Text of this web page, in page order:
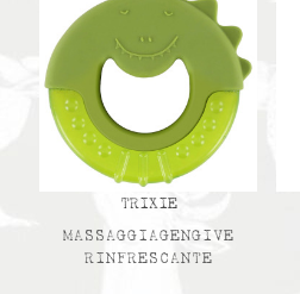
TRIXIE
MASSAGGIAGENGIVE
RINFRESCANTE